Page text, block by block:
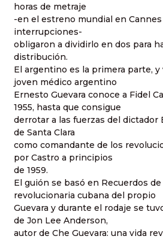
horas de metraje
-en el estreno mundial en
interrupciones-
obligaron a dividirlo en dos para
distribución.
El argentino es la primera parte, y
joven médico argentino
Ernesto Guevara conoce a Fidel
1955, hasta que consigue
derrotar a las fuerzas del dictador
de Santa Clara
como comandante de los
por Castro a principios
de 1959.
El guión se basó en Recuerdos de
revolucionaria cubana del propio
Guevara y durante el rodaje se
de Jon Lee Anderson,
autor de Che Guevara: una vida